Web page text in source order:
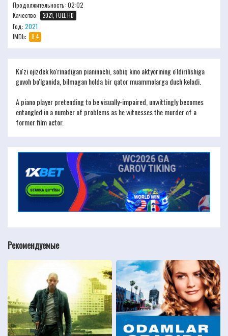
Продолжительность: 02:02
Качество:
2021, FULL HD
Год: 2021
IMDb:
8.4
Ko'zi ojizdek ko'rinadigan pianinochi, sobiq kino aktyorining o'ldirilishiga
guvoh bo'lganida, bilmagan holda bir qator muammolarga duch keladi.
A piano player pretending to be visually-impaired, unwittingly becomes
entangled in a number of problems as he witnesses the murder of a
former film actor.
Рекомендуемые